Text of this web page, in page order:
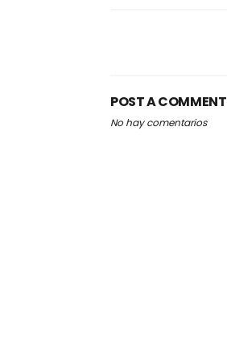
POST A COMMENT
No hay comentarios